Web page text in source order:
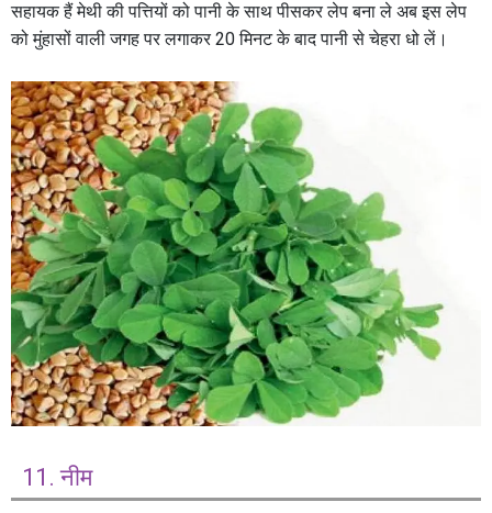
सहायक हैं मेथी की पत्तियों को पानी के साथ पीसकर लेप बना ले अब इस लेप
को मुंहासों वाली जगह पर लगाकर 20 मिनट के बाद पानी से चेहरा धो लें।
11. नीम